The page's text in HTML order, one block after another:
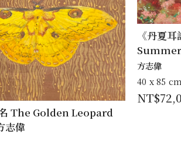
The Golden Leopard
志偉
《丹夏
方志偉
40 x 85 cm
NT$